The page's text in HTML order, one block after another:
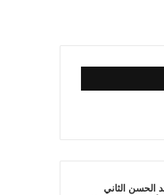
الحسن الثاني